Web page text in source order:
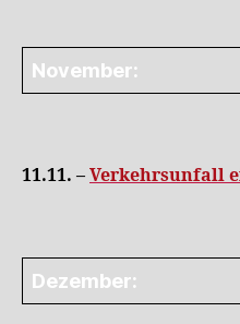
November:
11.11. – Verkehrsunfall
Dezember: